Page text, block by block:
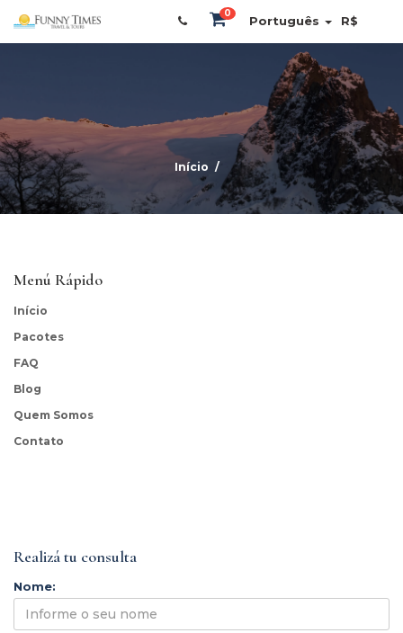
0
Português R$
Início
Menú Rápido
Início
Pacotes
FAQ
Blog
Quem Somos
Contato
Realizá tu consulta
Nome: